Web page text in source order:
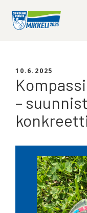
10.6.2025
–